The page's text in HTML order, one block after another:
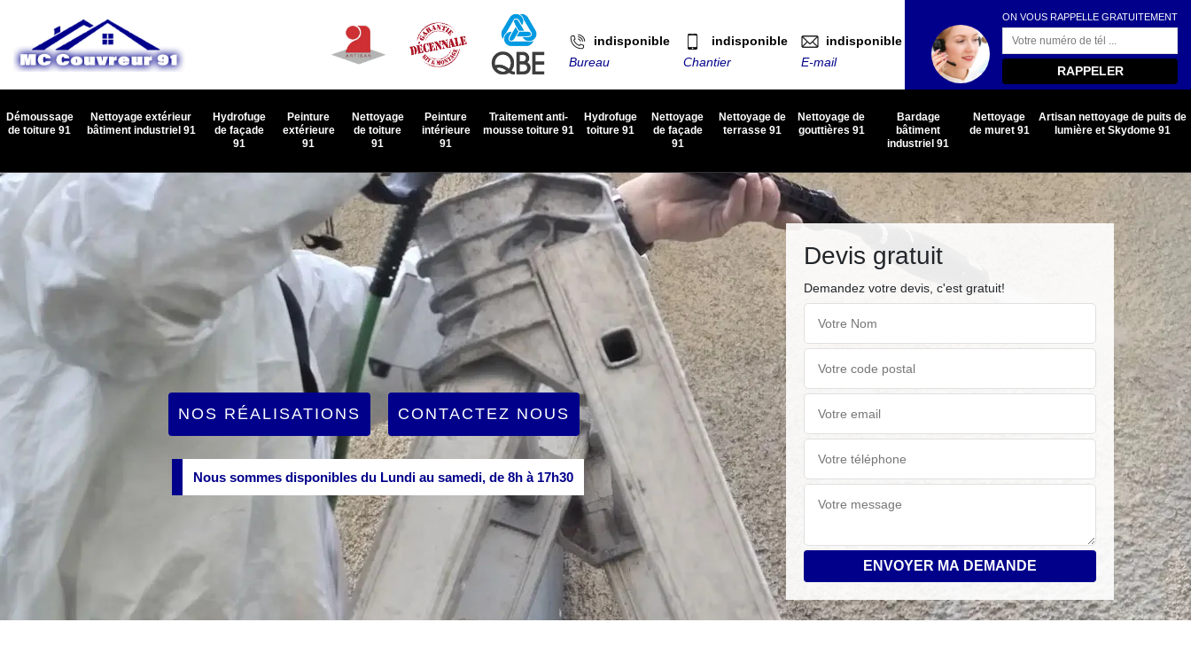
indisponible
Bureau
indisponible
Chantier
indisponible
E-mail
ON VOUS RAPPELLE GRATUITEMENT
Démoussage
de toiture 91
Nettoyage extérieur
bâtiment industriel 91
Hydrofuge
de façade
91
Peinture
extérieure
91
Nettoyage
de toiture
91
Peinture
intérieure
91
Traitement anti-
mousse toiture 91
Hydrofuge
toiture 91
Nettoyage
de façade
91
Nettoyage de
terrasse 91
Nettoyage de
gouttières 91
Bardage
bâtiment
industriel 91
Nettoyage
de muret 91
Artisan nettoyage de puits de
lumière et Skydome 91
NOS RÉALISATIONS CONTACTEZ NOUS
Nous sommes disponibles du Lundi au samedi, de 8h à 17h30
Devis gratuit
Demandez votre devis, c'est gratuit!